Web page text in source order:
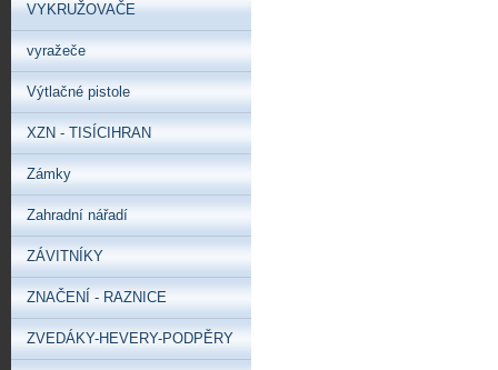
VYKRUŽOVAČE
vyražeče
Výtlačné pistole
XZN - TISÍCIHRAN
Zámky
Zahradní nářadí
ZÁVITNÍKY
ZNAČENÍ - RAZNICE
ZVEDÁKY-HEVERY-PODPĚRY